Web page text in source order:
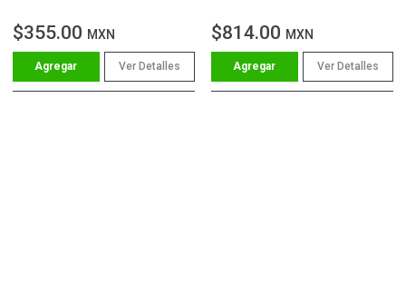
$355.00 MXN
Ver Detalles
$814.00 MXN
Ver Detalles